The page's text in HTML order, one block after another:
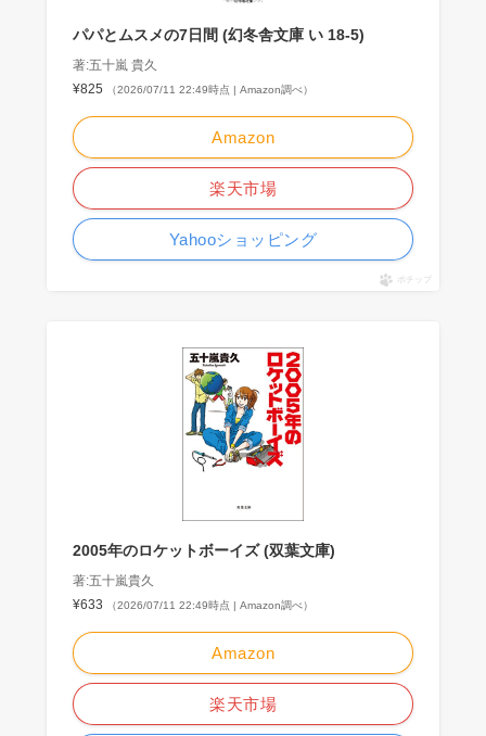
パパとムスメの7日間 (幻冬舎文庫 い 18-5)
著:五十嵐 貴久
¥825
（2026/07/11 22:49時点 | Amazon調べ）
Amazon
楽天市場
Yahooショッピング
ポチップ
2005年のロケットボーイズ (双葉文庫)
著:五十嵐貴久
¥633
（2026/07/11 22:49時点 | Amazon調べ）
Amazon
楽天市場